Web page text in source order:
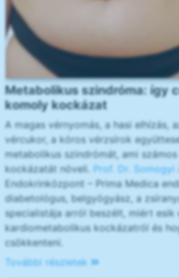
Metabolikus szindróma: így
komoly kockázat
A magas vérnyomás, a hasi elhízás,
vércukor, a kóros vérzsírok
metabolikus szindrómát, ami
kockázatát növeli. Prof. Dr. Somogyi
Endokrinközpont – Prima Medica
diabetológus, belgyógyász, a
specialistája arról beszélt, miért
kardiometabolikus kockázatról és
csökkenteni.
További részletek